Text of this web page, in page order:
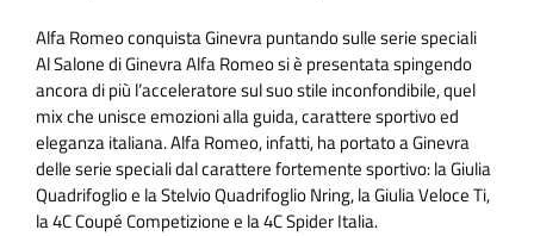
Alfa Romeo conquista Ginevra puntando sulle serie speciali
Al Salone di Ginevra Alfa Romeo si è presentata spingendo
ancora di più l’acceleratore sul suo stile inconfondibile, quel
mix che unisce emozioni alla guida, carattere sportivo ed
eleganza italiana. Alfa Romeo, infatti, ha portato a Ginevra
delle serie speciali dal carattere fortemente sportivo: la Giulia
Quadrifoglio e la Stelvio Quadrifoglio Nring, la Giulia Veloce Ti,
la 4C Coupé Competizione e la 4C Spider Italia.